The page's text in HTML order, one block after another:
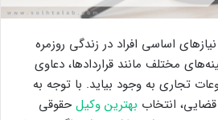
اساسی افراد در زندگی روزمره
مختلف مانند قراردادها، دعاوی
تجاری به وجود بیاید. با توجه به
انتخاب بهترین وکیل حقوقی